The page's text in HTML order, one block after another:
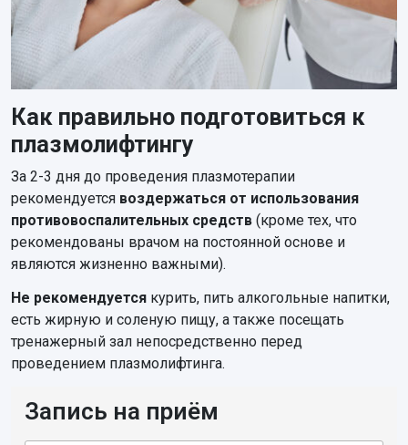
Как правильно подготовиться к
плазмолифтингу
За 2-3 дня до проведения плазмотерапии
рекомендуется воздержаться от использования
противовоспалительных средств (кроме тех, что
рекомендованы врачом на постоянной основе и
являются жизненно важными).
Не рекомендуется курить, пить алкогольные напитки,
есть жирную и соленую пищу, а также посещать
тренажерный зал непосредственно перед
проведением плазмолифтинга.
Запись на приём